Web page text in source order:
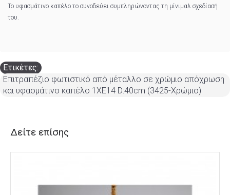
Το υφασμάτινο καπέλο το συνοδεύει συμπληρώνοντας τη μίνιμαλ σχεδίασή
του.
Ετικέτες:
Επιτραπέζιο φωτιστικό από μέταλλο σε χρώμιο απόχρωση
και υφασμάτινο καπέλο 1XE14 D:40cm (3425-Χρώμιο)
Δείτε επίσης